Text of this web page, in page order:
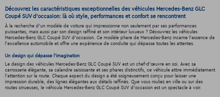
Découvrez les caractéristiques exceptionnelles des véhicules Mercedes-Benz GLC
Coupé SUV d'occasion: là où style, performances et confort se rencontrent
À la recherche d'un modèle de voiture qui impressionne non seulement par ses performances
puissantes, mais aussi par son design raffiné et son intérieur luxueux ? Découvrez les véhicules
Mercedes-Benz GLC Coupé SUV d'occasion. Ce modèle phare de Mercedes-Benz incarne l'essence de
l'excellence automobile et offre une expérience de conduite qui dépasse toutes les attentes.
Un design qui dépasse l'imagination
Le design des véhicules Mercedes-Benz GLC Coupé SUV est un chef-d'œuvre en soi. Avec sa
carrosserie élégante, sa calandre saisissante et ses phares distinctifs, ce véhicule attire immédiatement
l'attention sur la route. Chaque aspect du design a été soigneusement conçu pour laisser une
impression durable, des lignes élégantes aux détails raffinés. Que vous rouliez en ville ou sur des
routes sinueuses, le véhicula Mercedes-Benz GLC Coupé SUV d'occasion est un spectacle à voir.